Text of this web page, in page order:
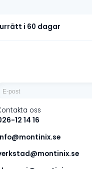
var:
är:
i 60 dagar
oss
12 14 16